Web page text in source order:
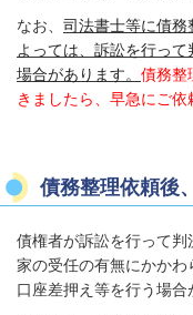
なお、 司法書士等に債務
よっては、訴訟を行っ
場合があります。 債務整
きましたら、早急にご依
債務整理依頼後
債権者が訴訟を行って
家の受任の有無にかか
口座差押え等を行う場合